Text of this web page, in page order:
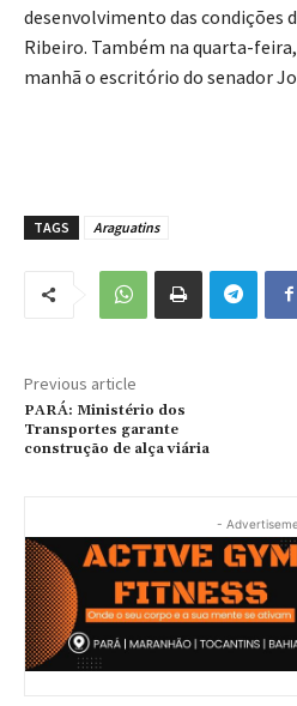
desenvolvimento das condições
Ribeiro. Também na quarta-
manhã o escritório do senador
TAGS Araguatins
Previous article
PARÁ: Ministério dos
Transportes garante
construção de alça viária
-